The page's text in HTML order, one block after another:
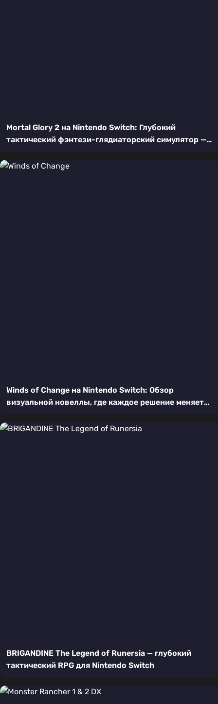
Mortal Glory 2 на Nintendo Switch: Глубокий
тактический фэнтези-глядиаторский симулятор —
Winds of Change на Nintendo Switch: Обзор
визуальной новеллы, где каждое решение меняет
BRIGANDINE The Legend of Runersia — глубокий
тактический RPG для Nintendo Switch